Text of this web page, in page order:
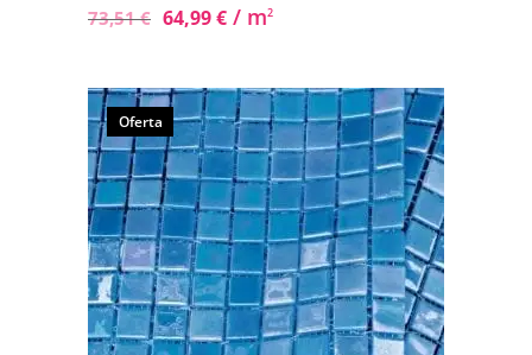
73,51€ 64,99€ / m2
Oferta